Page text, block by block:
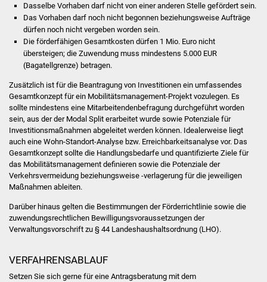
Bürger & Service
Was erledige ich wo
Lebenslagen
Formulare
Bürgerinfos
Bildung
Schulen
Kindergärten
Dasselbe Vorhaben darf nicht von einer anderen Stelle gefördert sein.
Das Vorhaben darf noch nicht begonnen beziehungsweise Aufträge
dürfen noch nicht vergeben worden sein.
Die förderfähigen Gesamtkosten dürfen 1 Mio. Euro nicht
übersteigen; die Zuwendung muss mindestens 5.000 EUR
(Bagatellgrenze) betragen.
Zusätzlich ist für die Beantragung von Investitionen ein umfassendes
Gesamtkonzept für ein Mobilitätsmanagement-Projekt vozulegen. Es
sollte mindestens eine Mitarbeitendenbefragung durchgeführt worden
sein, aus der der Modal Split erarbeitet wurde sowie Potenziale für
Investitionsmaßnahmen abgeleitet werden können. Idealerweise liegt
auch eine Wohn-Standort-Analyse bzw. Erreichbarkeitsanalyse vor. Das
Gesamtkonzept sollte die Handlungsbedarfe und quantifizierte Ziele für
das Mobilitätsmanagement definieren sowie die Potenziale der
Verkehrsvermeidung beziehungsweise -verlagerung für die jeweiligen
Maßnahmen ableiten.
Darüber hinaus gelten die Bestimmungen der Förderrichtlinie sowie die
zuwendungsrechtlichen Bewilligungsvoraussetzungen der
Verwaltungsvorschrift zu § 44 Landeshaushaltsordnung (LHO).
VERFAHRENSABLAUF
Setzen Sie sich gerne für eine Antragsberatung mit dem